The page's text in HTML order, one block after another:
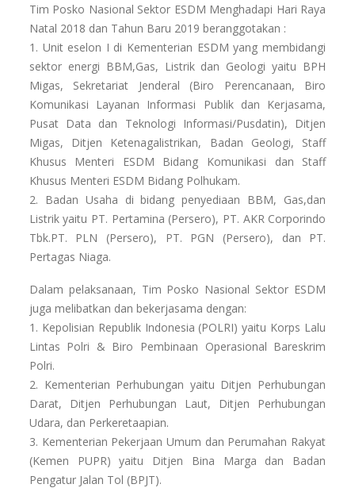
Tim Posko Nasional Sektor ESDM Menghadapi Hari Raya
Natal 2018 dan Tahun Baru 2019 beranggotakan :
1. Unit eselon I di Kementerian ESDM yang membidangi
sektor energi BBM,Gas, Listrik dan Geologi yaitu BPH
Migas, Sekretariat Jenderal (Biro Perencanaan, Biro
Komunikasi Layanan Informasi Publik dan Kerjasama,
Pusat Data dan Teknologi Informasi/Pusdatin), Ditjen
Migas, Ditjen Ketenagalistrikan, Badan Geologi, Staff
Khusus Menteri ESDM Bidang Komunikasi dan Staff
Khusus Menteri ESDM Bidang Polhukam.
2. Badan Usaha di bidang penyediaan BBM, Gas,dan
Listrik yaitu PT. Pertamina (Persero), PT. AKR Corporindo
Tbk.PT. PLN (Persero), PT. PGN (Persero), dan PT.
Pertagas Niaga.
Dalam pelaksanaan, Tim Posko Nasional Sektor ESDM
juga melibatkan dan bekerjasama dengan:
1. Kepolisian Republik Indonesia (POLRI) yaitu Korps Lalu
Lintas Polri & Biro Pembinaan Operasional Bareskrim
Polri.
2. Kementerian Perhubungan yaitu Ditjen Perhubungan
Darat, Ditjen Perhubungan Laut, Ditjen Perhubungan
Udara, dan Perkeretaapian.
3. Kementerian Pekerjaan Umum dan Perumahan Rakyat
(Kemen PUPR) yaitu Ditjen Bina Marga dan Badan
Pengatur Jalan Tol (BPJT).